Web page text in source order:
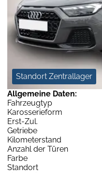
Standort Zentrallager
Allgemeine Daten:
Fahrzeugtyp
Karosserieform
Erst-Zul.
Getriebe
Kilometerstand
Anzahl der Türen
Farbe
Standort